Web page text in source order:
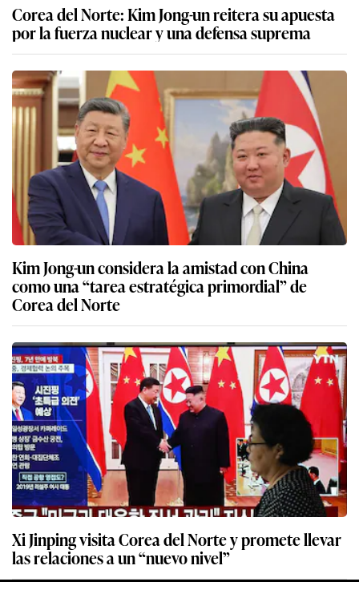
Corea del Norte: Kim Jong-un reitera su apuesta
por la fuerza nuclear y una defensa suprema
Kim Jong-un considera la amistad con China
como una “tarea estratégica primordial” de
Corea del Norte
Xi Jinping visita Corea del Norte y promete llevar
las relaciones a un “nuevo nivel”